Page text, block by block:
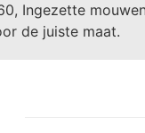
Ingezette
de juiste maat.